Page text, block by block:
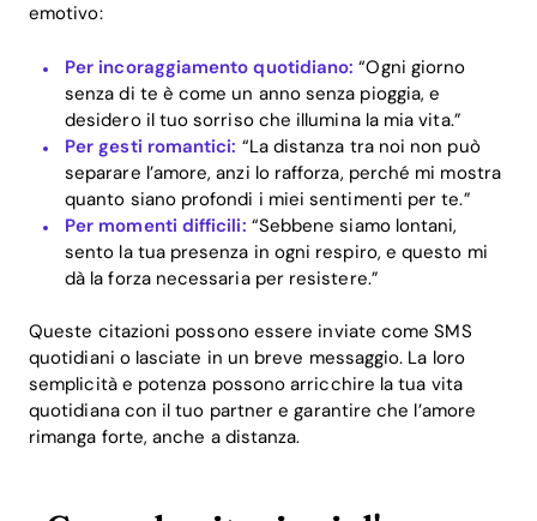
emotivo:
Per incoraggiamento quotidiano: “Ogni giorno
senza di te è come un anno senza pioggia, e
desidero il tuo sorriso che illumina la mia vita.”
Per gesti romantici: “La distanza tra noi non può
separare l’amore, anzi lo rafforza, perché mi mostra
quanto siano profondi i miei sentimenti per te.”
Per momenti difficili: “Sebbene siamo lontani,
sento la tua presenza in ogni respiro, e questo mi
dà la forza necessaria per resistere.”
Queste citazioni possono essere inviate come SMS
quotidiani o lasciate in un breve messaggio. La loro
semplicità e potenza possono arricchire la tua vita
quotidiana con il tuo partner e garantire che l’amore
rimanga forte, anche a distanza.